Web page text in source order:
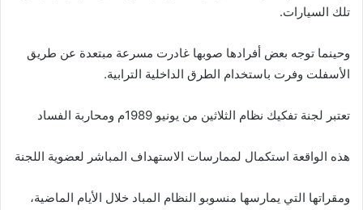
تلك السيارات.
وحينما توجه بعض أفرادها صوبها غادرت مسرعة مبتعدة عن طريق
الأسفلت وفرت باستخدام الطرق الداخلية الترابية.
تعتبر لجنة تفكيك نظام الثلاثين من يونيو 1989م ومحاربة الفساد
هذه الواقعة استكمال لممارسات الاستهداف المباشر لعضوية اللجنة
ومقراتها التي يمارسها منسوبو النظام المباد خلال الأيام الماضية،